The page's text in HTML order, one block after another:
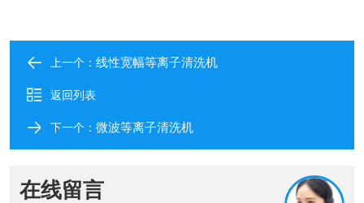
上一个： 线性宽幅等离子清洗机
返回列表
下一个： 微波等离子清洗机
在线留言